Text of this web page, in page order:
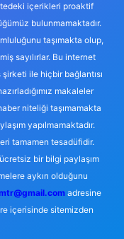
içerikleri proaktif
bulunmamaktadır.
taşımakta olup,
sayılırlar. Bu internet
ile hiçbir bağlantısı
makaleler
niteliği taşımamakta
yapılmamaktadır.
tamamen tesadüfidir.
bir bilgi paylaşım
aykırı olduğunu
adresine
içerisinde sitemizden